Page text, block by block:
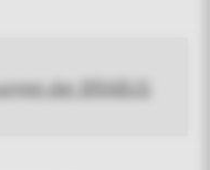
der BRABUS